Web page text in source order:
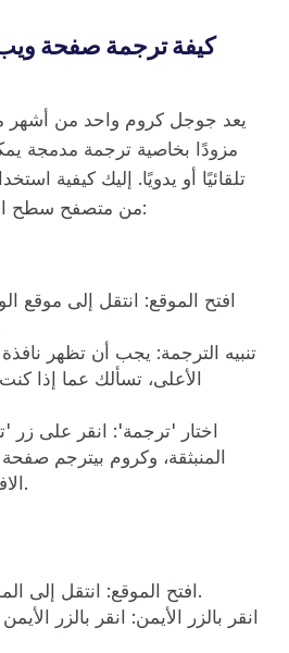
كيفة ترجمة صفحة
يعد جوجل كروم واحد من أشهر
مزودًا بخاصية ترجمة مدمجة
تلقائيًا أو يدويًا. إليك كيفية
من متصفح سطح المكتب وجهاز الأندرويد:
افتح الموقع: انتقل إلى موقع
تنبيه الترجمة: يجب أن تظهر
الأعلى، تسألك عما إذا
اختار 'ترجمة': انقر على زر
المنبثقة، وكروم بيترجم صفحة
الافتراضية لمتصفحك.
افتح الموقع: انتقل إلى الموقع باللغة الأجنبية.
انقر بالزر الأيمن: انقر بالزر